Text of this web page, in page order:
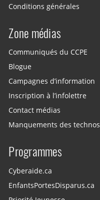
Conditions générales
Zone médias
Communiqués du CCPE
Blogue
Campagnes d’information
Inscription à l’infolettre
Contact médias
Manquements des technos
Programmes
Cyberaide.ca
EnfantsPortesDisparus.ca